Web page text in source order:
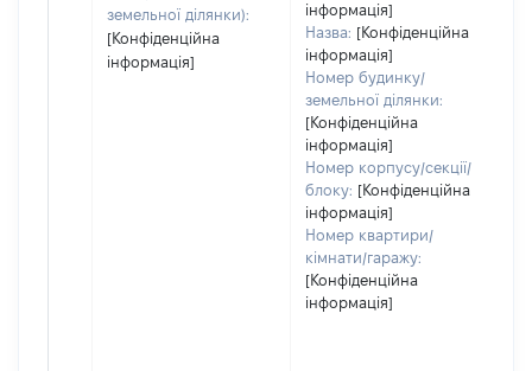
земельної ділянки):
[Конфіденційна
інформація]
інформація]
Назва: [Конфіденційна
інформація]
Номер будинку/
земельної ділянки:
[Конфіденційна
інформація]
Номер корпусу/секції/
блоку: [Конфіденційна
інформація]
Номер квартири/
кімнати/гаражу:
[Конфіденційна
інформація]